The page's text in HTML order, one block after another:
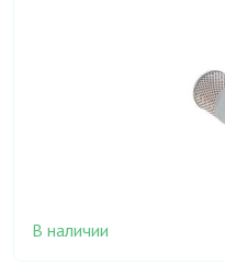
В наличии